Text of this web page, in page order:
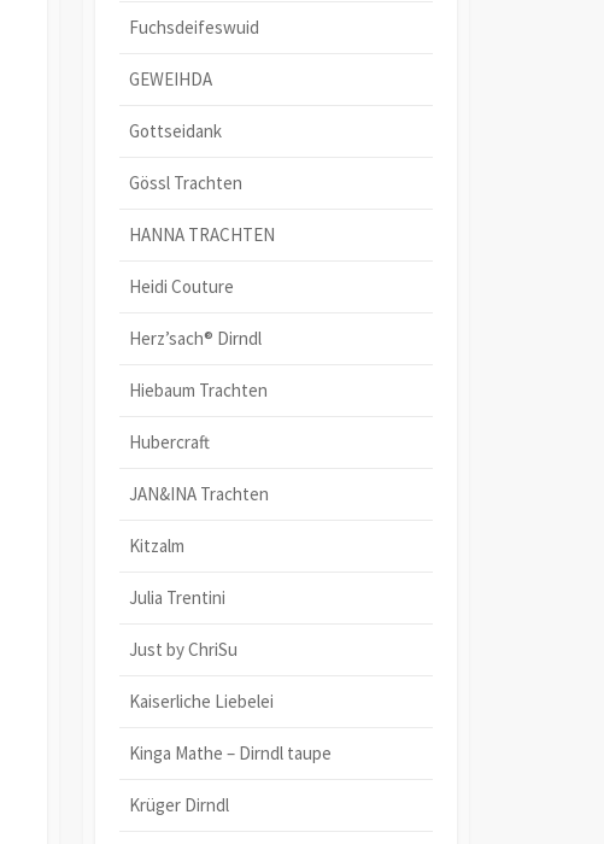
Fuchsdeifeswuid
GEWEIHDA
Gottseidank
Gössl Trachten
HANNA TRACHTEN
Heidi Couture
Herz’sach® Dirndl
Hiebaum Trachten
Hubercraft
JAN&INA Trachten
Kitzalm
Julia Trentini
Just by ChriSu
Kaiserliche Liebelei
Kinga Mathe – Dirndl taupe
Krüger Dirndl